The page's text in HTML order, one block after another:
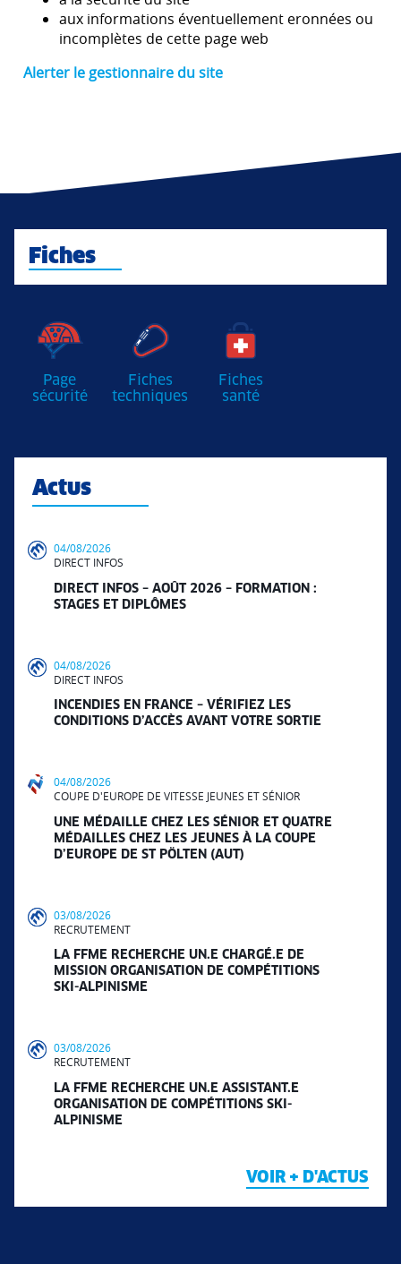
aux informations éventuellement eronnées ou
incomplètes de cette page web
Alerter le gestionnaire du site
Fiches
Page
sécurité
Fiches
techniques
Fiches
santé
Actus
04/08/2026
DIRECT INFOS
DIRECT INFOS – AOÛT 2026 – FORMATION :
STAGES ET DIPLÔMES
04/08/2026
DIRECT INFOS
INCENDIES EN FRANCE – VÉRIFIEZ LES
CONDITIONS D’ACCÈS AVANT VOTRE SORTIE
04/08/2026
COUPE D'EUROPE DE VITESSE JEUNES ET SÉNIOR
UNE MÉDAILLE CHEZ LES SÉNIOR ET QUATRE
MÉDAILLES CHEZ LES JEUNES À LA COUPE
D’EUROPE DE ST PÖLTEN (AUT)
03/08/2026
RECRUTEMENT
LA FFME RECHERCHE UN.E CHARGÉ.E DE
MISSION ORGANISATION DE COMPÉTITIONS
SKI-ALPINISME
03/08/2026
RECRUTEMENT
LA FFME RECHERCHE UN.E ASSISTANT.E
ORGANISATION DE COMPÉTITIONS SKI-
ALPINISME
VOIR + D'ACTUS